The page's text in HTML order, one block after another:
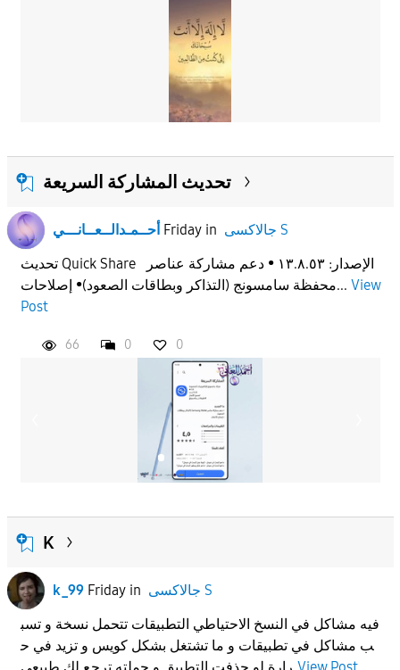
تحديث المشاركة السريعة
أحــمـدالــعــانـــي Fridayin
جالاكسى S
تحديث Quick Share الإصدار: ١٣.٨.٥٣ • دعم مشاركة عناصر
محفظة سامسونج (التذاكر وبطاقات الصعود)• إصلاحات... View
Post
66 0 0
K
k_99 Fridayin
جالاكسى S
فيه مشاكل في النسخ الاحتياطي التطبيقات تتحمل نسخة و تسب
ب مشاكل في تطبيقات و ما تشتغل بشكل كويس و تزيد في ح